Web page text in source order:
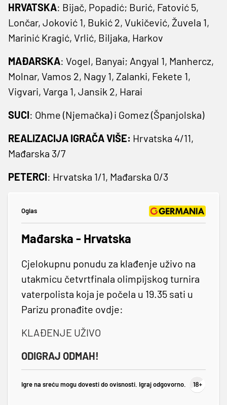
HRVATSKA: Bijač, Popadić; Burić, Fatović 5,
Lončar, Joković 1, Bukić 2, Vukičević, Žuvela 1,
Marinić Kragić, Vrlić, Biljaka, Harkov
MAĐARSKA: Vogel, Banyai; Angyal 1, Manhercz,
Molnar, Vamos 2, Nagy 1, Zalanki, Fekete 1,
Vigvari, Varga 1, Jansik 2, Harai
SUCI: Ohme (Njemačka) i Gomez (Španjolska)
REALIZACIJA IGRAČA VIŠE: Hrvatska 4/11,
Mađarska 3/7
PETERCI: Hrvatska 1/1, Mađarska 0/3
Oglas
Mađarska - Hrvatska
Cjelokupnu ponudu za klađenje uživo na
utakmicu četvrtfinala olimpijskog turnira
vaterpolista koja je počela u 19.35 sati u
Parizu pronađite ovdje:
KLAĐENJE UŽIVO
ODIGRAJ ODMAH!
Igre na sreću mogu dovesti do ovisnosti. Igraj odgovorno.